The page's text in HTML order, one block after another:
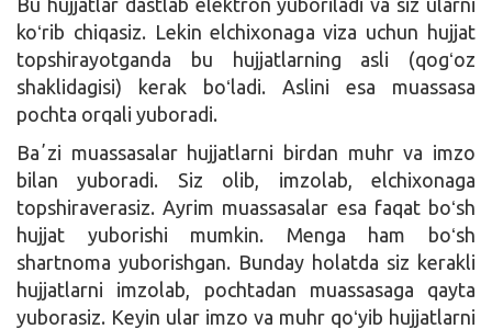
koʻrib chiqasiz. Lekin elchixonaga viza uchun hujjat
topshirayotganda bu hujjatlarning asli (qogʻoz
shaklidagisi) kerak boʻladi. Aslini esa muassasa
pochta orqali yuboradi.
Baʼzi muassasalar hujjatlarni birdan muhr va imzo
bilan yuboradi. Siz olib, imzolab, elchixonaga
topshiraverasiz. Ayrim muassasalar esa faqat boʻsh
hujjat yuborishi mumkin. Menga ham boʻsh
shartnoma yuborishgan. Bunday holatda siz kerakli
hujjatlarni imzolab, pochtadan muassasaga qayta
yuborasiz. Keyin ular imzo va muhr qoʻyib hujjatlarni